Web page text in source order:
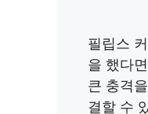
필립스
을 했다
큰 충격
결할 수